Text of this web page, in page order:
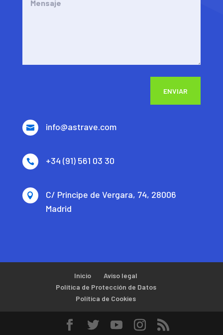
ENVIAR
 info@astrave.com
 +34 (91) 561 03 30

C/ Principe de Vergara, 74, 28006
Madrid
Inicio
Aviso legal
Política de Protección de Datos
Política de Cookies